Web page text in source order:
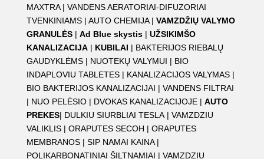
MAXTRA| VANDENS AERATORIAI-DIFUZORIAI
TVENKINIAMS| AUTO CHEMIJA | VAMZDŽIŲ VALYMO
GRANULĖS| Ad Blue skystis| UŽSIKIMŠO
KANALIZACIJA| KUBILAI | BAKTERIJOS RIEBALŲ
GAUDYKLĖMS| NUOTEKŲ VALYMUI | BIO
INDAPLOVIU TABLETES| KANALIZACIJOS VALYMAS|
BIO BAKTERIJOS KANALIZACIJAI | VANDENS FILTRAI
| NUO PELĖSIO| DVOKAS KANALIZACIJOJE| AUTO
PREKES| DULKIU SIURBLIAI TESLA| VAMZDZIU
VALIKLIS| ORAPUTES SECOH | ORAPUTES
MEMBRANOS| SIP NAMAI KAINA |
POLIKARBONATINIAI ŠILTNAMIAI | VAMZDZIU